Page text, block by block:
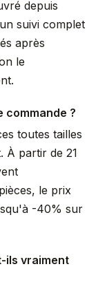
depuis
suivi complet
après
le
commande ?
toutes tailles
À partir de 21
le prix
-40% sur
ils vraiment